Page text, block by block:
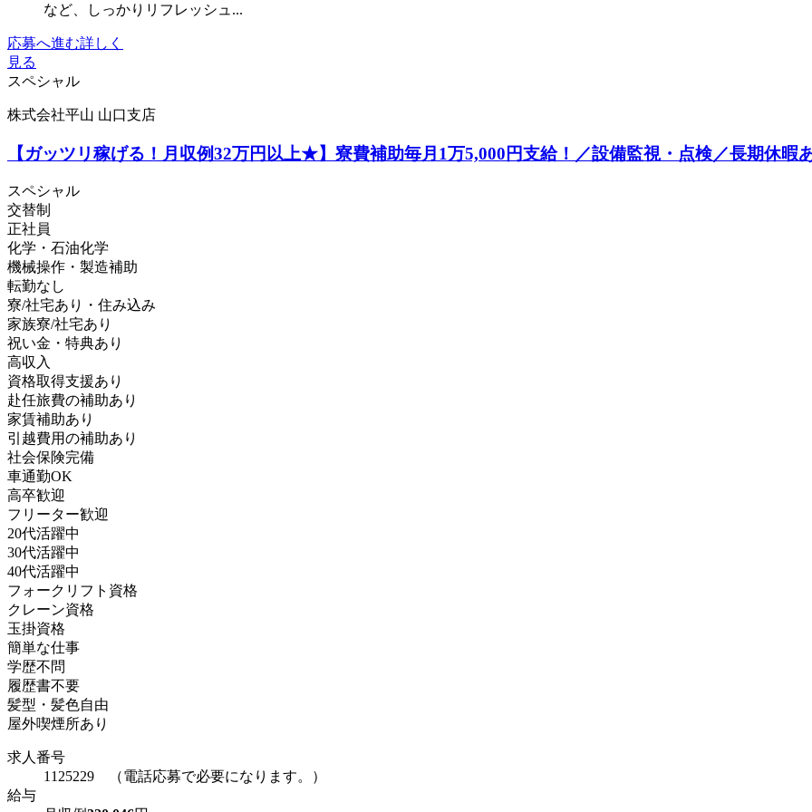
など、しっかりリフレッシュ...
応募へ進む詳しく
見る
スペシャル
株式会社平山 山口支店
【ガッツリ稼げる！月収例32万円以上★】寮費補助毎月1万5,000円支給！／設備監視・点検／長期休暇
スペシャル
交替制
正社員
化学・石油化学
機械操作・製造補助
転勤なし
寮/社宅あり・住み込み
家族寮/社宅あり
祝い金・特典あり
高収入
資格取得支援あり
赴任旅費の補助あり
家賃補助あり
引越費用の補助あり
社会保険完備
車通勤OK
高卒歓迎
フリーター歓迎
20代活躍中
30代活躍中
40代活躍中
フォークリフト資格
クレーン資格
玉掛資格
簡単な仕事
学歴不問
履歴書不要
髪型・髪色自由
屋外喫煙所あり
求人番号
1125229 （電話応募で必要になります。）
給与